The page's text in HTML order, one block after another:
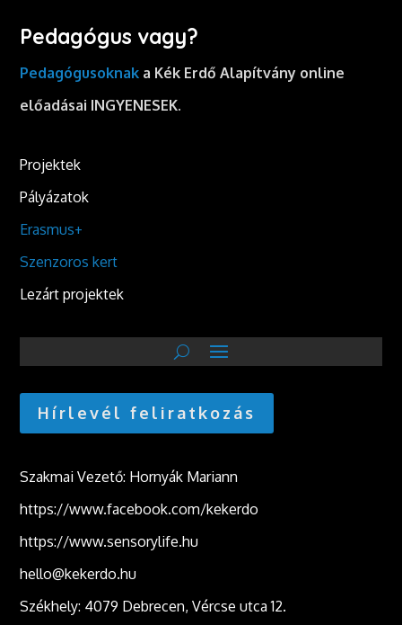
Pedagógus vagy?
Pedagógusoknak a Kék Erdő Alapítvány online
előadásai INGYENESEK.
Projektek
Pályázatok
Erasmus+
Szenzoros kert
Lezárt projektek
Hírlevél feliratkozás
Szakmai Vezető: Hornyák Mariann
https://www.facebook.com/kekerdo
https://www.sensorylife.hu
hello@kekerdo.hu
Székhely: 4079 Debrecen, Vércse utca 12.